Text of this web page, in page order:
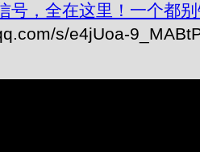
号，全在这里！一个都
s/e4jUoa-